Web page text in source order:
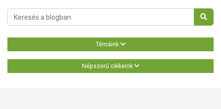
Témáink
Népszerű cikkeink